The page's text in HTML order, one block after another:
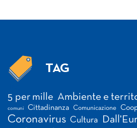
TAG
5 per mille Ambiente e
comuni Cittadinanza Comunicazione
Coronavirus Cultura